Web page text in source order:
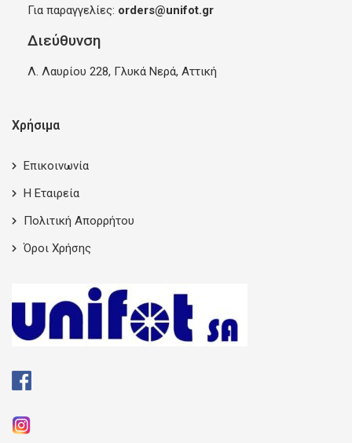
Για παραγγελίες: orders@unifot.gr
Διεύθυνση
Λ. Λαυρίου 228, Γλυκά Νερά, Αττική
Χρήσιμα
Επικοινωνία
Η Εταιρεία
Πολιτική Απορρήτου
Όροι Χρήσης